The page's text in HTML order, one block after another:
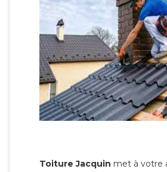
Toiture Jacquin met à votre